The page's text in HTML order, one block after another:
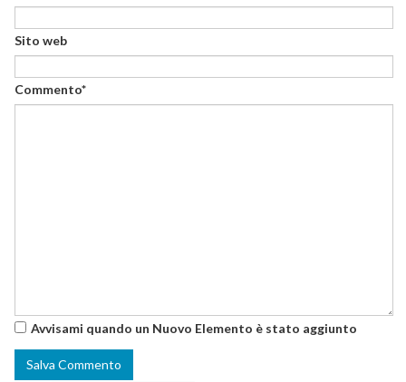
Sito web
Commento*
Avvisami quando un Nuovo Elemento è stato aggiunto